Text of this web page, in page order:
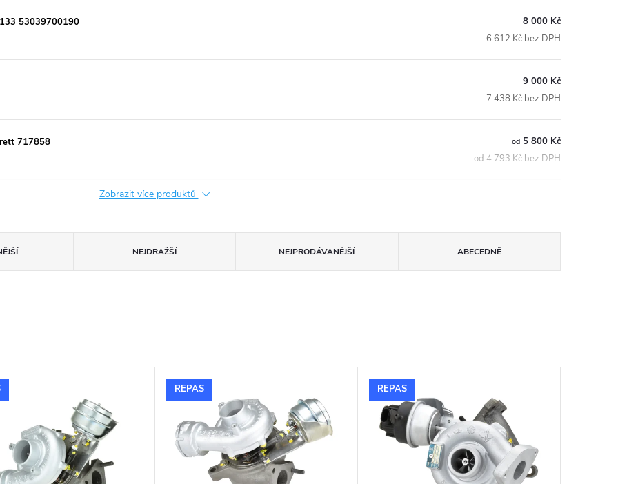
53039700190
8 000 Kč
6 612 Kč bez DPH
9 000 Kč
7 438 Kč bez DPH
717858
od 5 800 Kč
od 4 793 Kč bez DPH
Zobrazit více produktů
NEJDRAŽŠÍ NEJPRODÁVANĚJŠÍ ABECEDNĚ
REPAS REPAS